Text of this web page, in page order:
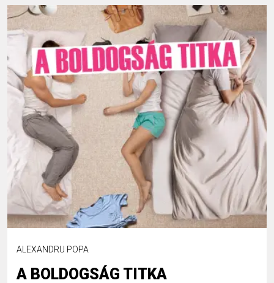
ALEXANDRU POPA
A BOLDOGSÁG TITKA